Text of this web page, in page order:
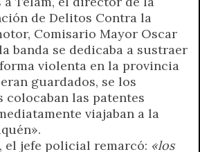
de Delitos Contra la
Comisario Mayor Oscar
banda se dedicaba a sustraer
violenta en la provincia
guardados, se los
colocaban las patentes
viajaban a la
el jefe policial remarcó: «los